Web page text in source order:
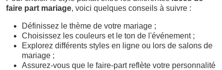
faire part mariage, voici quelques conseils à suivre :
Définissez le thème de votre mariage ;
Choisissez les couleurs et le ton de l'événement ;
Explorez différents styles en ligne ou lors de salons de
mariage ;
Assurez-vous que le faire-part reflète votre personnalité